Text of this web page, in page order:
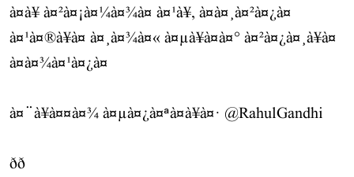
à¤à¥ à¤²à¤¡à¤¼à¤¾à¤ à¤¹à¥, à¤à¤¸à¤²à¤¿à¤
à¤¹à¤®à¥à¤ à¤¸à¤¾à¤« à¤µà¥à¤à¤° à¤²à¤¿à¤¸à¥à¤
à¤à¤¾à¤¹à¤¿à¤
à¤¨à¥à¤¤à¤¾ à¤µà¤¿à¤ªà¤à¥à¤· @RahulGandhi
ðð